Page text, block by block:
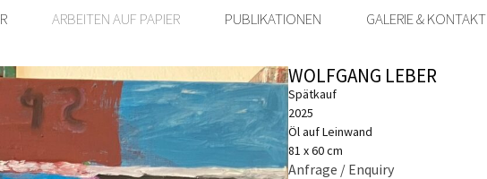
ARBEITEN AUF PAPIER PUBLIKATIONEN GALERIE & KONTAKT
WOLFGANG LEBER
Spätkauf
2025
Öl auf Leinwand
81 x 60 cm
Anfrage / Enquiry